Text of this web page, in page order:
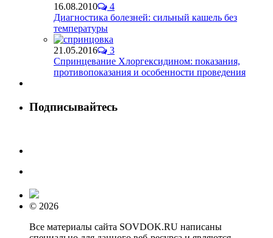
16.08.2010
4
Диагностика болезней: сильный кашель без
температуры
21.05.2016
3
Спринцевание Хлоргексидином: показания,
противопоказания и особенности проведения
Подписывайтесь
© 2026
Все материалы сайта SOVDOK.RU написаны